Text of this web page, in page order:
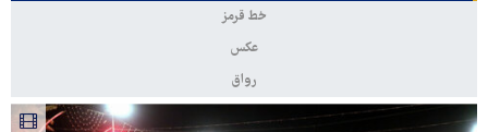
خط قرمز
عکس
رواق